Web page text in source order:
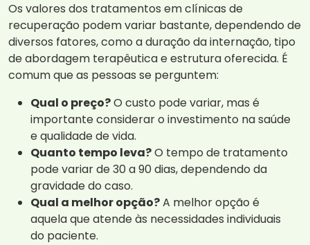
Os valores dos tratamentos em clínicas de
recuperação podem variar bastante, dependendo de
diversos fatores, como a duração da internação, tipo
de abordagem terapêutica e estrutura oferecida. É
comum que as pessoas se perguntem:
Qual o preço?O custo pode variar, mas é
importante considerar o investimento na saúde
e qualidade de vida.
Quanto tempo leva?O tempo de tratamento
pode variar de 30 a 90 dias, dependendo da
gravidade do caso.
Qual a melhor opção?A melhor opção é
aquela que atende às necessidades individuais
do paciente.